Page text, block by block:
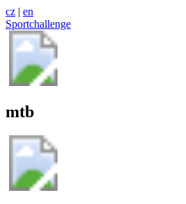
cz | en
Sportchallenge
mtb